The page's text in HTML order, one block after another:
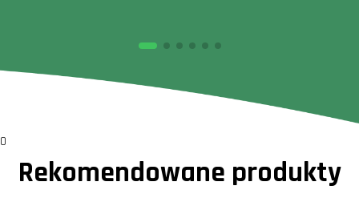
0
Rekomendowane produkty